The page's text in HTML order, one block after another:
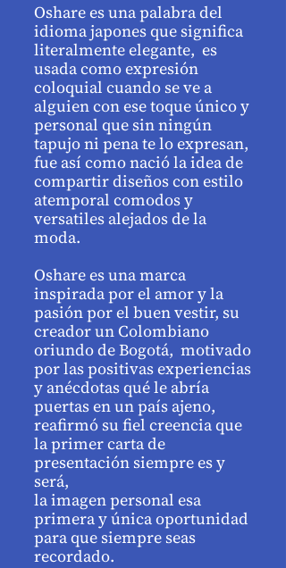
Oshare es una palabra del
idioma japones que significa
literalmente elegante, es
usada como expresión
coloquial cuando se ve a
alguien con ese toque único y
personal que sin ningún
tapujo ni pena te lo expresan,
fue así como nació la idea de
compartir diseños con estilo
atemporal comodos y
versatiles alejados de la
moda.
Oshare es una marca
inspirada por el amor y la
pasión por el buen vestir, su
creador un Colombiano
oriundo de Bogotá, motivado
por las positivas experiencias
y anécdotas qué le abría
puertas en un país ajeno,
reafirmó su fiel creencia que
la primer carta de
presentación siempre es y
será,
la imagen personal esa
primera y única oportunidad
para que siempre seas
recordado.